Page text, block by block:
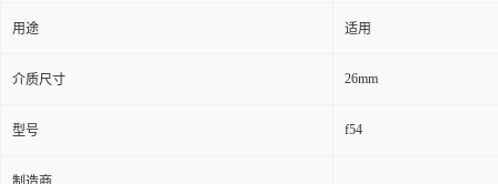
用途 适用
介质尺寸 26mm
型号 f54